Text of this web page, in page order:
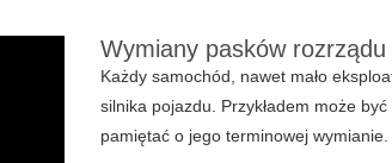
Wymiany pasków
Każdy samochód, nawet mało
silnika pojazdu. Przykładem może
pamiętać o jego terminowej wymianie.